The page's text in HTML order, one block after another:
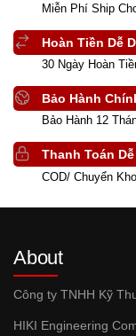
Miễn Phí Ship
Hoàn Tiền Dễ
30 Ngày Hoàn
Bảo Hành
Bảo Hành 12
Thanh Toán
COD/ Chuyển
About
Công ty TNHH Kỹ
HIKI Engineering